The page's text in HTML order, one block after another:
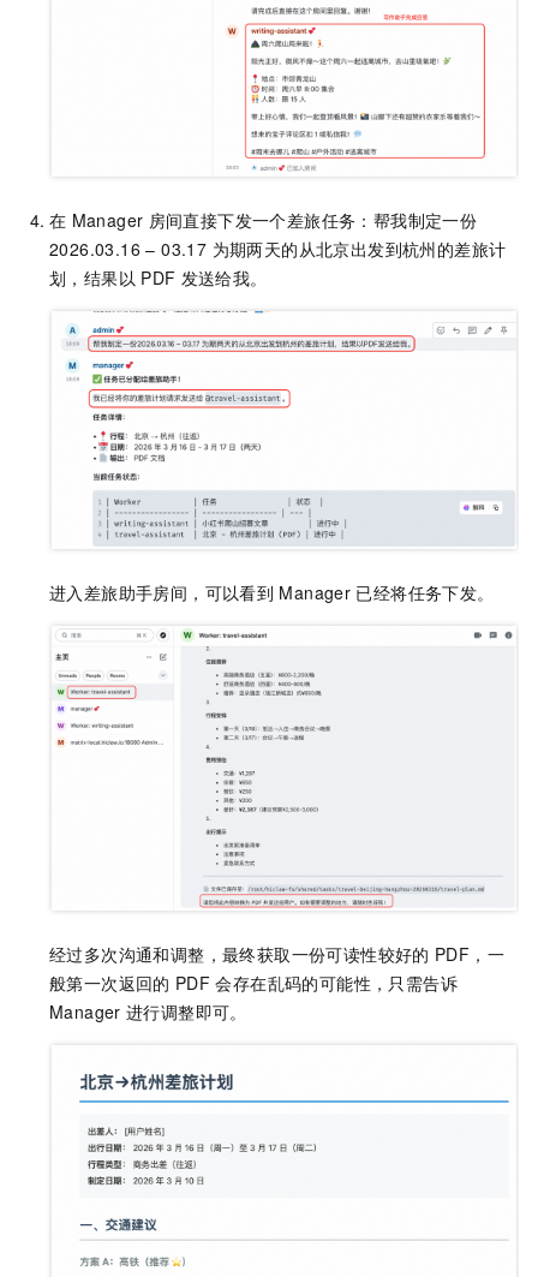
在 Manager 房间直接下发一个差旅任务：帮我制定一份
2026.03.16 – 03.17 为期两天的从北京出发到杭州的差旅计
划，结果以 PDF 发送给我。
进入差旅助手房间，可以看到 Manager 已经将任务下发。
经过多次沟通和调整，最终获取一份可读性较好的 PDF，一
般第一次返回的 PDF 会存在乱码的可能性，只需告诉
Manager 进行调整即可。